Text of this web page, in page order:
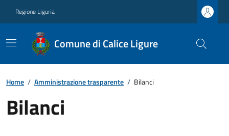
Regione Liguria
Comune di Calice Ligure
Home / Amministrazione trasparente / Bilanci
Bilanci